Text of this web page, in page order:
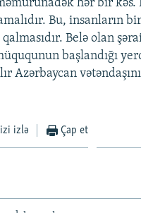
hər bir kəs.
Bu, insanların
Belə olan
başlandığı
Azərbaycan
izlə Çap et